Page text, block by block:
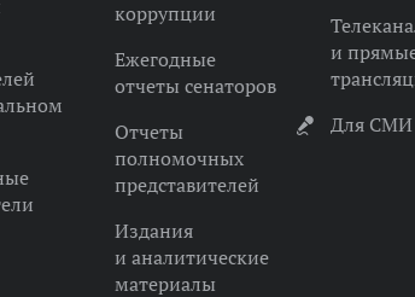
коррупции
Ежегодные
отчеты сенаторов
Отчеты
полномочных
представителей
Издания
и аналитические
материалы
и
Для СМИ